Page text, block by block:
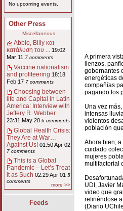
No upcoming events.
Other Press
Miscellaneous
Abbie, Billy και
κατάλυση του ... 19:02
Mar 11
7 comments
Vaccine nationalism
and profiteering 18:18
Feb 17 7 comments
Choosing between
life and Capital in Latin
America: Interview with
Jeffery R. Webber
23:31 May 20 6 comments
Global Health Crisis:
They Are at War…
Against Us! 01:50 Apr 02
7 comments
This is a Global
Pandemic – Let’s Treat
it as Such 02:29 Apr 01 5
comments
more >>
Feeds
A primera
lienzos,
gobernantes
energéticas
compañías
pagando los
Una vez
intensas
violentos
población
Ahora bien,
cuidado
mujeres
multifactorial
UDI, Javier
video que
refiriéndose
(Diario